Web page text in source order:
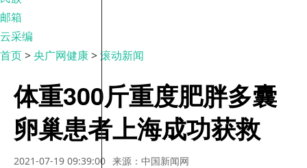
邮箱
云采编
首页>央广网健康>滚动新闻
体重300斤重度肥胖多囊
卵巢患者上海成功获救
2021-07-19 09:39:00 来源：中国新闻网